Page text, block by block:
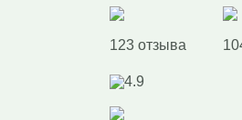
123 отзыва
4.9